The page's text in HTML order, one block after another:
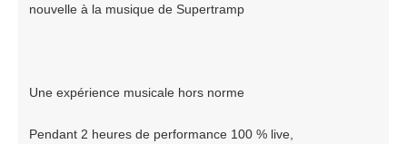
nouvelle à la musique de Supertramp
Une expérience musicale hors norme
Pendant 2 heures de performance 100 % live,